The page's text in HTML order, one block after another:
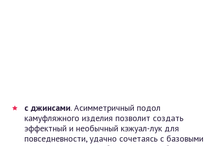
с джинсами. Асимметричный подол
камуфляжного изделия позволит создать
эффектный и необычный кэжуал-лук для
повседневности, удачно сочетаясь с базовыми